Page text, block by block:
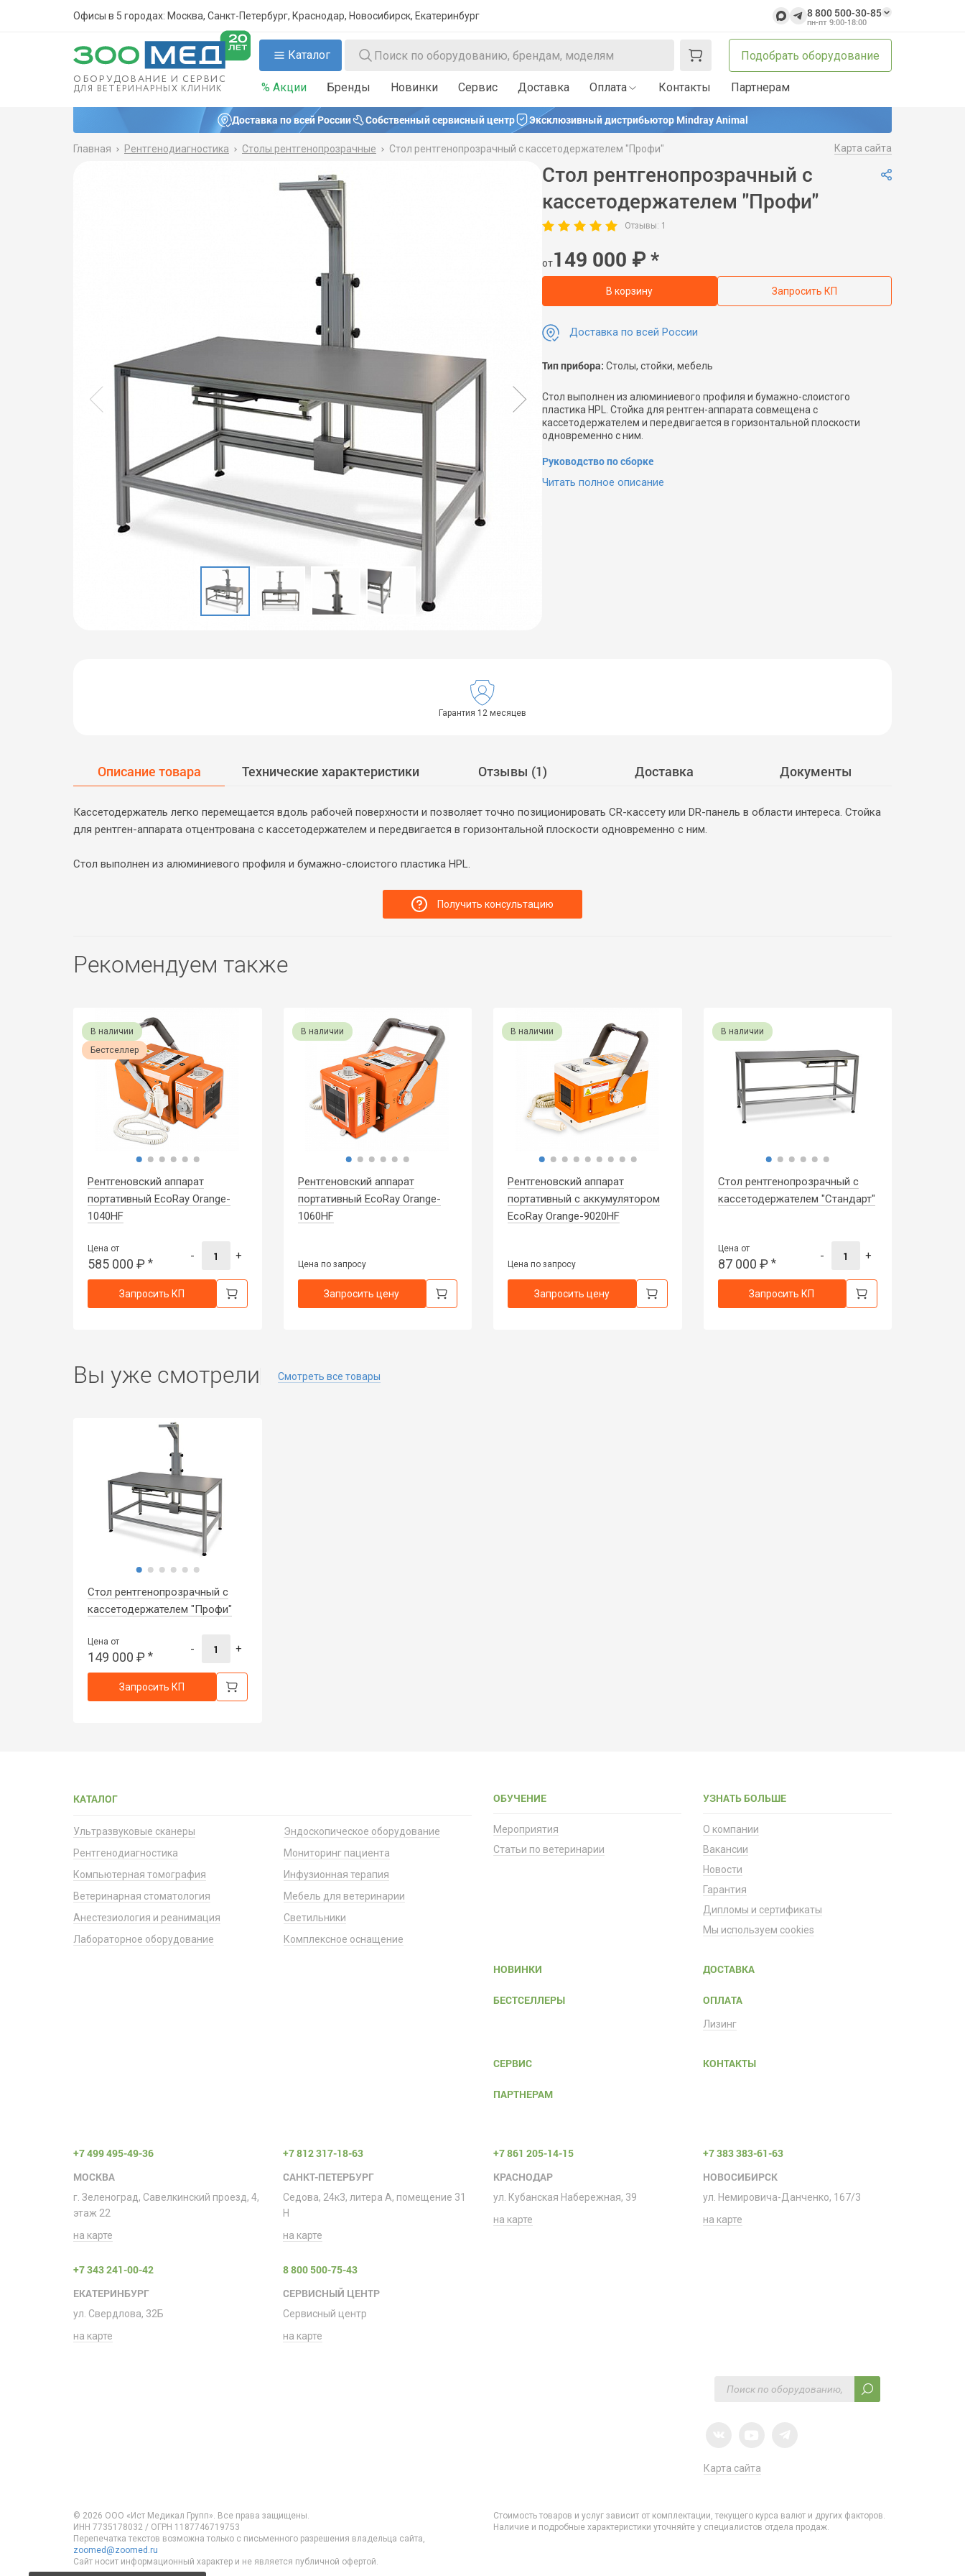
Офисы в 5 городах: Москва, Санкт-Петербург, Краснодар, Новосибирск, Екатеринбург 8 800 500-30-85
пн-пт 9:00-18:00
ОБОРУДОВАНИЕ И СЕРВИС
ДЛЯ ВЕТЕРИНАРНЫХ КЛИНИК
Каталог Подобрать оборудование
% Акции Бренды Новинки Сервис Доставка Оплата Контакты Партнерам
Доставка по всей России Собственный сервисный центр Эксклюзивный дистрибьютор Mindray Animal
Главная Рентгенодиагностика Столы рентгенопрозрачные Стол рентгенопрозрачный с кассетодержателем "Профи" Карта сайта
Стол рентгенопрозрачный с
кассетодержателем "Профи"
Отзывы: 1
от149 000 ₽*
В корзину Запросить КП
Доставка по всей России
Тип прибора: Столы, стойки, мебель
Стол выполнен из алюминиевого профиля и бумажно-слоистого
пластика HPL. Стойка для рентген-аппарата совмещена с
кассетодержателем и передвигается в горизонтальной плоскости
одновременно с ним.
Руководство по сборке
Читать полное описание
Гарантия 12 месяцев
Описание товара Технические характеристики Отзывы (1) Доставка Документы
Кассетодержатель легко перемещается вдоль рабочей поверхности и позволяет точно позиционировать CR-кассету или DR-панель в области интереса. Стойка
для рентген-аппарата отцентрована с кассетодержателем и передвигается в горизонтальной плоскости одновременно с ним.
Стол выполнен из алюминиевого профиля и бумажно-слоистого пластика HPL.
Получить консультацию
Рекомендуем также
В наличии
Бестселлер
Рентгеновский аппарат
портативный EcoRay Orange-
1040HF
Цена от
585 000 ₽ *
- +
Запросить КП
В наличии
Рентгеновский аппарат
портативный EcoRay Orange-
1060HF
Цена по запросу
Запросить цену
В наличии
Рентгеновский аппарат
портативный с аккумулятором
EcoRay Orange-9020HF
Цена по запросу
Запросить цену
В наличии
Стол рентгенопрозрачный с
кассетодержателем "Стандарт"
Цена от
87 000 ₽ *
- +
Запросить КП
Вы уже смотрели Смотреть все товары
Стол рентгенопрозрачный с
кассетодержателем "Профи"
Цена от
149 000 ₽ *
- +
Запросить КП
КАТАЛОГ
Ультразвуковые сканеры
Рентгенодиагностика
Компьютерная томография
Ветеринарная стоматология
Анестезиология и реанимация
Лабораторное оборудование
Эндоскопическое оборудование
Мониторинг пациента
Инфузионная терапия
Мебель для ветеринарии
Светильники
Комплексное оснащение
ОБУЧЕНИЕ
Мероприятия
Статьи по ветеринарии
УЗНАТЬ БОЛЬШЕ
О компании
Вакансии
Новости
Гарантия
Дипломы и сертификаты
Мы используем cookies
НОВИНКИ ДОСТАВКА
БЕСТСЕЛЛЕРЫ ОПЛАТА
Лизинг
СЕРВИС КОНТАКТЫ
ПАРТНЕРАМ
+7 499 495-49-36
МОСКВА
г. Зеленоград, Савелкинский проезд, 4,
этаж 22
на карте
+7 812 317-18-63
САНКТ-ПЕТЕРБУРГ
Седова, 24к3, литера А, помещение 31
H
на карте
+7 861 205-14-15
КРАСНОДАР
ул. Кубанская Набережная, 39
на карте
+7 383 383-61-63
НОВОСИБИРСК
ул. Немировича-Данченко, 167/3
на карте
+7 343 241-00-42
ЕКАТЕРИНБУРГ
ул. Свердлова, 32Б
на карте
8 800 500-75-43
СЕРВИСНЫЙ ЦЕНТР
Сервисный центр
на карте
Карта сайта
© 2026 ООО «Ист Медикал Групп». Все права защищены.
ИНН 7735178032 / ОГРН 1187746719753
Перепечатка текстов возможна только с письменного разрешения владельца сайта,
zoomed@zoomed.ru
Сайт носит информационный характер и не является публичной офертой.
Стоимость товаров и услуг зависит от комплектации, текущего курса валют и других факторов.
Наличие и подробные характеристики уточняйте у специалистов отдела продаж.